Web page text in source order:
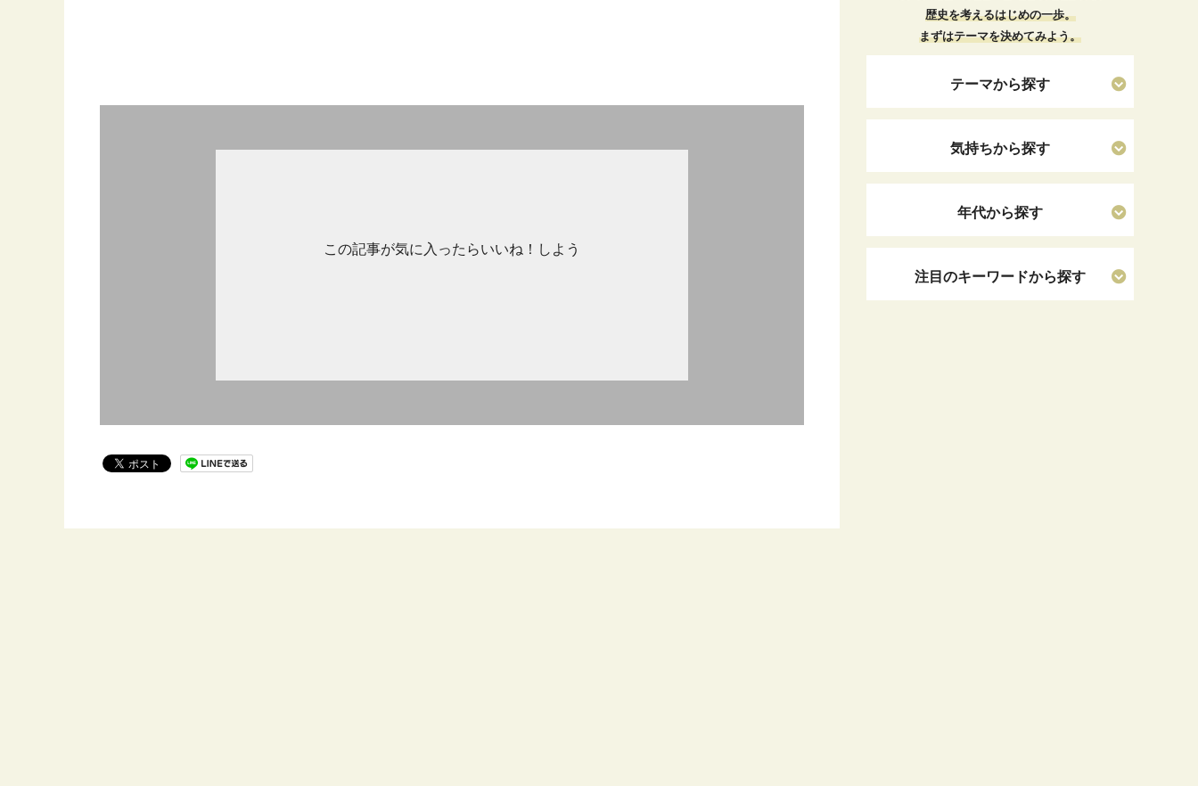
この記事が気に入ったらいいね！しよう
歴史を考えるはじめの一歩。
まずはテーマを決めてみよう。
テーマから探す
気持ちから探す
年代から探す
注目のキーワードから探す